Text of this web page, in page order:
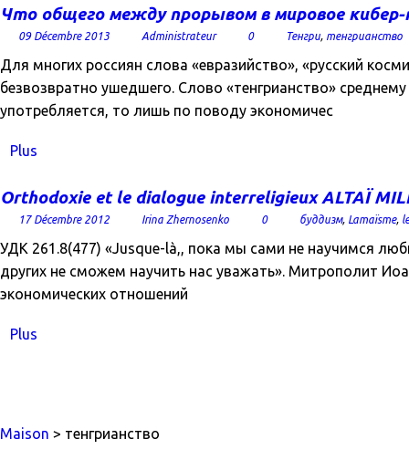
Что общего между прорывом в мировое
09 Décembre 2013 Administrateur 0 Тенгри, тенгрианство
Для многих россиян слова «евразийство», «русский
безвозвратно ушедшего. Слово «тенгрианство»
употребляется, то лишь по поводу экономичес
Plus
Orthodoxie et le dialogue interreligieux ALTAÏ
17 Décembre 2012 Irina Zhernosenko 0 буддизм, Lamaïsme,
УДК 261.8(477) «Jusque-là,, пока мы сами не научимся
других не сможем научить нас уважать». Митрополит
экономических отношений
Plus
Maison > тенгрианство